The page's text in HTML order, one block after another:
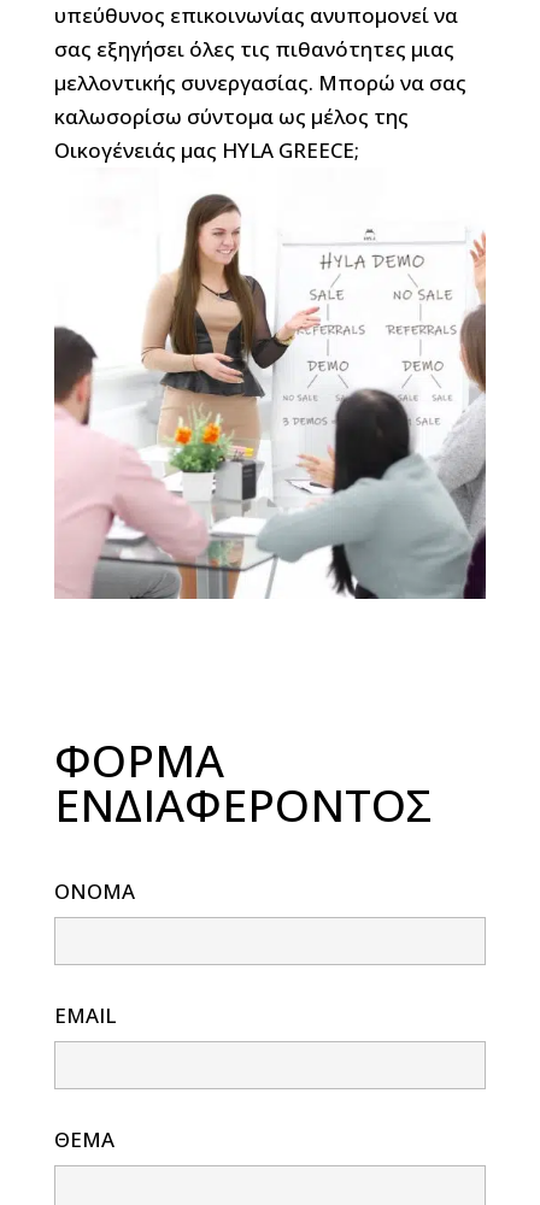
υπεύθυνος επικοινωνίας ανυπομονεί να
σας εξηγήσει όλες τις πιθανότητες μιας
μελλοντικής συνεργασίας. Μπορώ να σας
καλωσορίσω σύντομα ως μέλος της
Οικογένειάς μας HYLA GREECE;
ΦΟΡΜΑ
ΕΝΔΙΑΦΕΡΟΝΤΟΣ
ΟΝΟΜΑ
EMAIL
ΘΕΜΑ